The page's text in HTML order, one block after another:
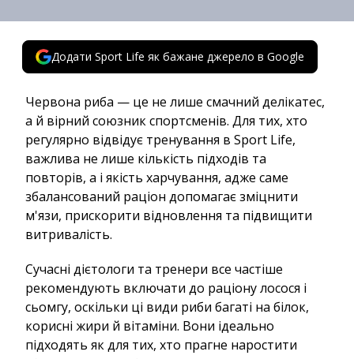
Додати Sport Life як бажане джерело в Google
Червона риба — це не лише смачний делікатес,
а й вірний союзник спортсменів. Для тих, хто
регулярно відвідує тренування в Sport Life,
важлива не лише кількість підходів та
повторів, а і якість харчування, адже саме
збалансований раціон допомагає зміцнити
м'язи, прискорити відновлення та підвищити
витривалість.
Сучасні дієтологи та тренери все частіше
рекомендують включати до раціону лосося і
сьомгу, оскільки ці види риби багаті на білок,
корисні жири й вітаміни. Вони ідеально
підходять як для тих, хто прагне наростити